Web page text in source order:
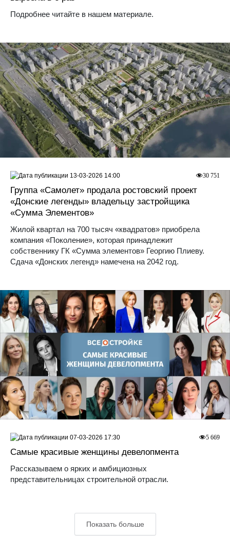
Подробнее читайте в нашем материале.
Группа «Самолет» продала ростовский проект
«Донские легенды» владельцу застройщика
«Сумма Элементов»
Жилой квартал на 700 тысяч «квадратов» приобрела
компания «Поколение», которая принадлежит
собственнику ГК «Сумма элементов» Георгию Плиеву.
Сдача «Донских легенд» намечена на 2042 год.
30 751
13-03-2026 14:00
Самые красивые женщины девелопмента
Рассказываем о ярких и амбициозных
представительницах строительной отрасли.
5 669
07-03-2026 17:30
Показать больше